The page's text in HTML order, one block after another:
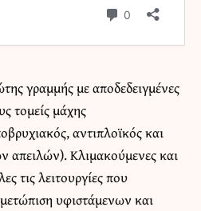
γραμμής με αποδεδειγμένες
τομείς μάχης
αντιπλοϊκός και
απειλών). Κλιμακούμενες και
τις λειτουργίες που
υφιστάμενων και